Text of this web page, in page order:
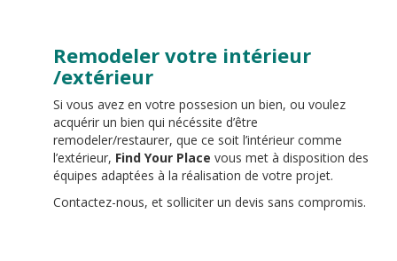
Remodeler votre intérieur
/extérieur
Si vous avez en votre possesion un bien, ou voulez
acquérir un bien qui nécéssite d’être
remodeler/restaurer, que ce soit l’intérieur comme
l’extérieur, Find Your Place vous met à disposition des
équipes adaptées à la réalisation de votre projet.
Contactez-nous, et solliciter un devis sans compromis.